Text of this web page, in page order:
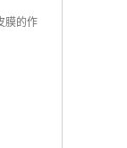
膜的作